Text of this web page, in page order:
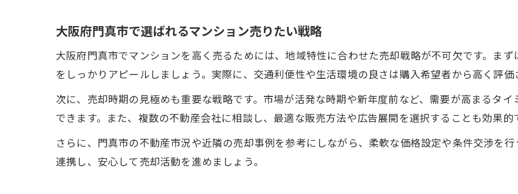
大阪府門真市で選ばれるマンション売りたい戦略
大阪府門真市でマンションを高く売るためには、地域特性に合わせた売却戦略が不可欠です。ま
をしっかりアピールしましょう。実際に、交通利便性や生活環境の良さは購入希望者から高く評価
次に、売却時期の見極めも重要な戦略です。市場が活発な時期や新年度前など、需要が高まるタ
できます。また、複数の不動産会社に相談し、最適な販売方法や広告展開を選択することも効果的
さらに、門真市の不動産市況や近隣の売却事例を参考にしながら、柔軟な価格設定や条件交渉を
連携し、安心して売却活動を進めましょう。